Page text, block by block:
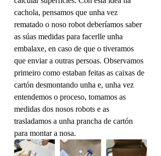
cachola, pensamos que unha vez
rematado o noso robot deberíamos saber
as súas medidas para facerlle unha
embalaxe, en caso de que o tiveramos
que enviar a outras persoas. Observamos
primeiro como estaban feitas as caixas de
cartón desmontando unha e, unha vez
entendemos o proceso, tomamos as
medidas dos nosos robots e as
trasladamos a unha prancha de cartón
para montar a nosa.